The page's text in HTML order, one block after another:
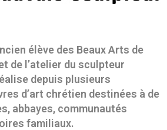
élève des Beaux Arts de
de l’atelier du sculpteur
depuis plusieurs
d’art chrétien destinées à de
abbayes, communautés
familiaux.